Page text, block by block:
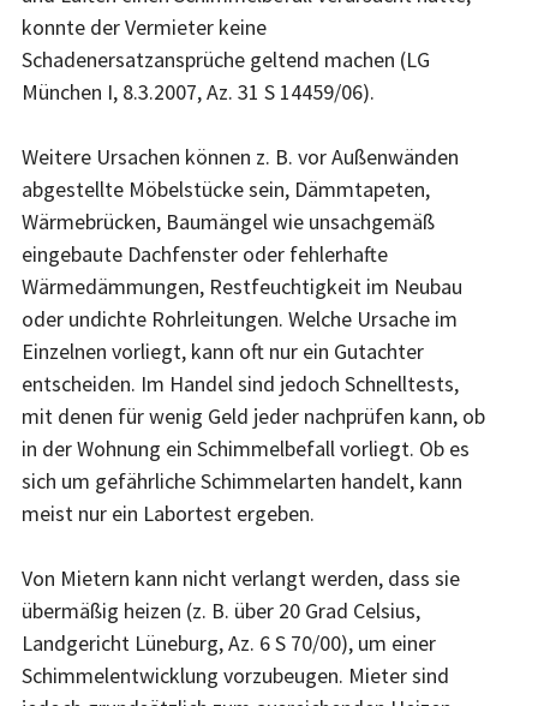
konnte der Vermieter keine
Schadenersatzansprüche geltend machen (LG
München I, 8.3.2007, Az. 31 S 14459/06).
Weitere Ursachen können z. B. vor Außenwänden
abgestellte Möbelstücke sein, Dämmtapeten,
Wärmebrücken, Baumängel wie unsachgemäß
eingebaute Dachfenster oder fehlerhafte
Wärmedämmungen, Restfeuchtigkeit im Neubau
oder undichte Rohrleitungen. Welche Ursache im
Einzelnen vorliegt, kann oft nur ein Gutachter
entscheiden. Im Handel sind jedoch Schnelltests,
mit denen für wenig Geld jeder nachprüfen kann, ob
in der Wohnung ein Schimmelbefall vorliegt. Ob es
sich um gefährliche Schimmelarten handelt, kann
meist nur ein Labortest ergeben.
Von Mietern kann nicht verlangt werden, dass sie
übermäßig heizen (z. B. über 20 Grad Celsius,
Landgericht Lüneburg, Az. 6 S 70/00), um einer
Schimmelentwicklung vorzubeugen. Mieter sind